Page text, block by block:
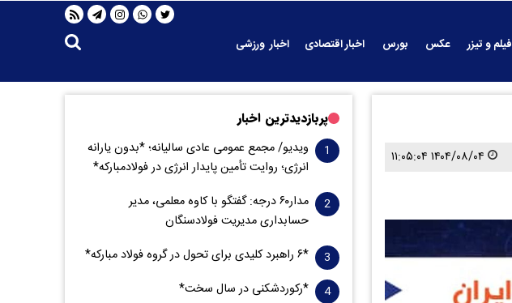
فیلم و تیزر عکس بورس اخبار اقتصادی
اخبار ورزشی
۱۴۰۴/۰۸/۰۴ ۱۱:۰۵:۰۴
پربازدیدترین اخبار
ویدیو/ مجمع عمومی عادی سالیانه؛ *بدون یارانه
انرژی؛ روایت تأمین پایدار انرژی در فولادمبارکه*
مدار‌۶٠ درجه: گفتگو با کاوه معلمی، مدیر
حسابداری مدیریت فولادسنگان
*۶ راهبرد کلیدی برای تحول در گروه فولاد مبارکه*
*رکوردشکنی در سال سخت*